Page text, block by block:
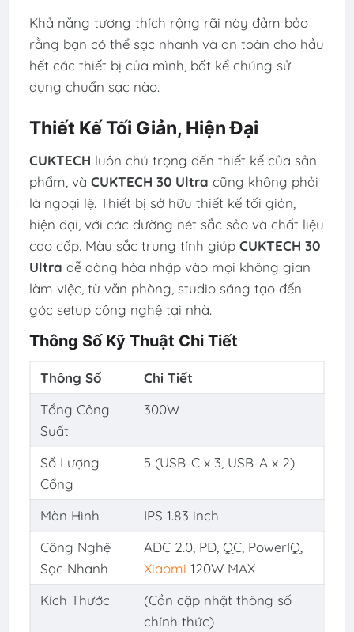
Khả năng tương thích rộng rãi này đảm bảo
rằng bạn có thể sạc nhanh và an toàn cho hầu
hết các thiết bị của mình, bất kể chúng sử
dụng chuẩn sạc nào.
Thiết Kế Tối Giản, Hiện Đại
CUKTECH luôn chú trọng đến thiết kế của sản
phẩm, và CUKTECH 30 Ultra cũng không phải
là ngoại lệ. Thiết bị sở hữu thiết kế tối giản,
hiện đại, với các đường nét sắc sảo và chất liệu
cao cấp. Màu sắc trung tính giúp CUKTECH 30
Ultra dễ dàng hòa nhập vào mọi không gian
làm việc, từ văn phòng, studio sáng tạo đến
góc setup công nghệ tại nhà.
Thông Số Kỹ Thuật Chi Tiết
Thông Số
Chi Tiết
Tổng Công
Suất
300W
Số Lượng
Cổng
5 (USB-C x 3, USB-A x 2)
Màn Hình
IPS 1.83 inch
Công Nghệ
Sạc Nhanh
ADC 2.0, PD, QC, PowerIQ,
Xiaomi 120W MAX
Kích Thước
(Cần cập nhật thông số
chính thức)